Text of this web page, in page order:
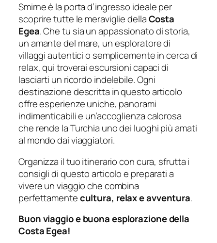
Smirne è la porta d’ingresso ideale per
scoprire tutte le meraviglie dellaCosta
Egea. Che tu sia un appassionato di storia,
un amante del mare, un esploratore di
villaggi autentici o semplicemente in cerca di
relax, qui troverai escursioni capaci di
lasciarti un ricordo indelebile. Ogni
destinazione descritta in questo articolo
offre esperienze uniche, panorami
indimenticabili e un’accoglienza calorosa
che rende la Turchia uno dei luoghi più amati
al mondo dai viaggiatori.
Organizza il tuo itinerario con cura, sfrutta i
consigli di questo articolo e preparati a
vivere un viaggio che combina
perfettamentecultura, relax e avventura.
Buon viaggio e buona esplorazione della
Costa Egea!